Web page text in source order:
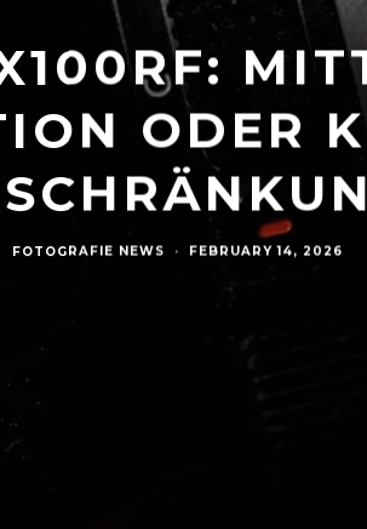
ODER
FOTOGRAFIE NEWS · FEBRUARY 14, 2026